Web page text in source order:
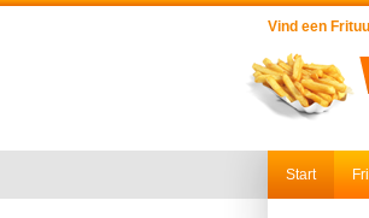
Vind een
Start